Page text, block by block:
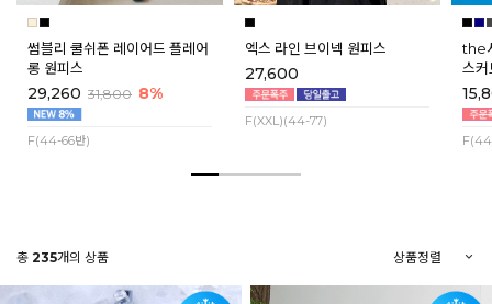
썸블리 쿨쉬폰 레이어드 플레어
롱 원피스
29,260 31,800 8%
F(44-66반)
엑스 라인 브이넥 원피스
27,600
F(XXL)(44-77)
the
스커
총 235개의 상품